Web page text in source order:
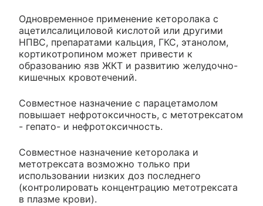
Одновременное применение кеторолака с
ацетилсалициловой кислотой или другими
НПВС, препаратами кальция, ГКС, этанолом,
кортикотропином может привести к
образованию язв ЖКТ и развитию желудочно-
кишечных кровотечений.
Совместное назначение с парацетамолом
повышает нефротоксичность, с метотрексатом
- гепато- и нефротоксичность.
Совместное назначение кеторолака и
метотрексата возможно только при
использовании низких доз последнего
(контролировать концентрацию метотрексата
в плазме крови).